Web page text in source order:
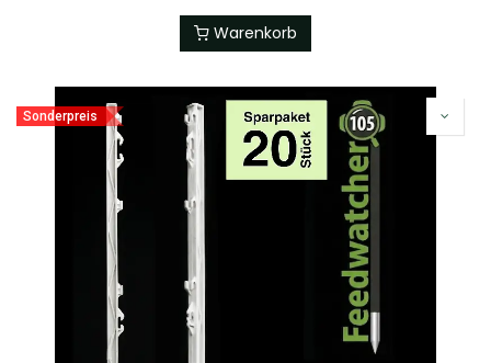
Warenkorb
Sonderpreis